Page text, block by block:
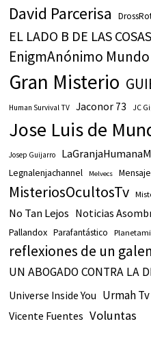
David Parcerisa
EL LADO B DE LAS COSAS
EnigmAnónimo
Gran Misterio
Human Survival TV Jaconor 73 JC
Jose Luis de
Josep Guijarro
Legnalenjachannel Melvecs
MisteriosOcultosTv
No Tan Lejos Noticias
Pallandox Parafantástico
reflexiones de un
UN ABOGADO CONTRA LA
Universe Inside You Urmah Tv
Vicente Fuentes Voluntas